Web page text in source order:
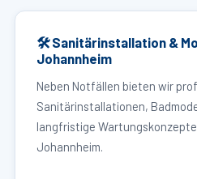
🛠 Sanitärinstallation &
Johannheim
Neben Notfällen bieten wir
Sanitärinstallationen,
langfristige
Johannheim.